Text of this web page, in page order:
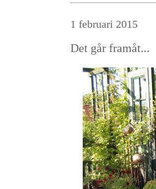
1 februari 2015
Det går framåt...